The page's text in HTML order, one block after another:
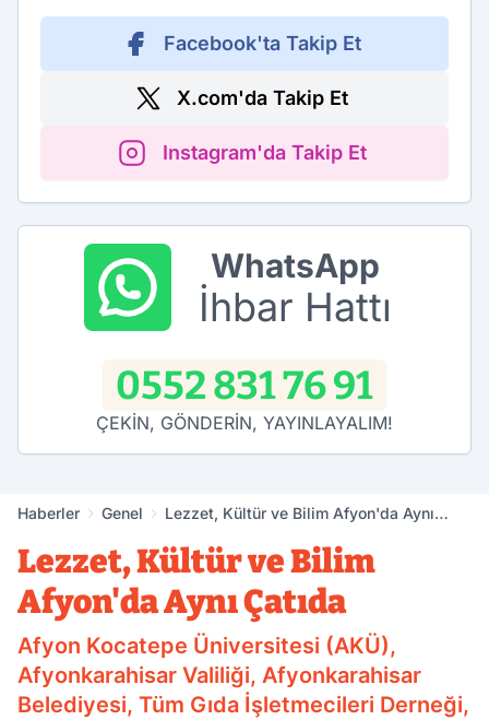
Facebook'ta Takip Et
X.com'da Takip Et
Instagram'da Takip Et
WhatsApp
İhbar Hattı
0552 831 76 91
ÇEKİN, GÖNDERİN, YAYINLAYALIM!
Haberler Genel
Lezzet, Kültür ve Bilim Afyon'da Aynı
Lezzet, Kültür ve Bilim
Afyon'da Aynı Çatıda
Afyon Kocatepe Üniversitesi (AKÜ),
Afyonkarahisar Valiliği, Afyonkarahisar
Belediyesi, Tüm Gıda İşletmecileri Derneği,